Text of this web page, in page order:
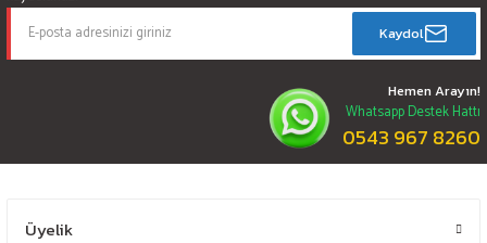
Kaydol
Hemen Arayın!
Whatsapp Destek Hattı
0543 967 8260
Üyelik